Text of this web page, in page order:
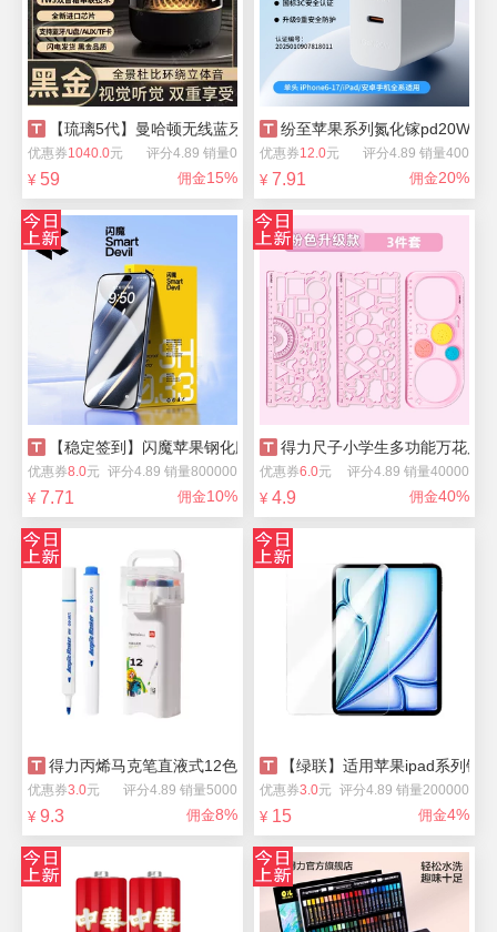
【琉璃5代】曼哈顿无线蓝牙音箱
优惠券1040.0元 评分4.89 销量0
¥ 59 佣金15%
纷至苹果系列氮化镓pd20W快
优惠券12.0元 评分4.89 销量400
¥ 7.91 佣金20%
【稳定签到】闪魔苹果钢化膜2片+神器
优惠券8.0元 评分4.89 销量800000
¥ 7.71 佣金10%
得力尺子小学生多功能万花尺
优惠券6.0元 评分4.89 销量40000
¥ 4.9 佣金40%
得力丙烯马克笔直液式12色
优惠券3.0元 评分4.89 销量5000
¥ 9.3 佣金8%
【绿联】适用苹果ipad系列钢
优惠券3.0元 评分4.89 销量200000
¥ 15 佣金4%